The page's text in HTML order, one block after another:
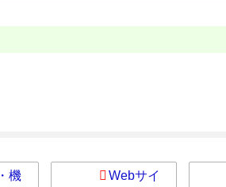
機
Webサイ